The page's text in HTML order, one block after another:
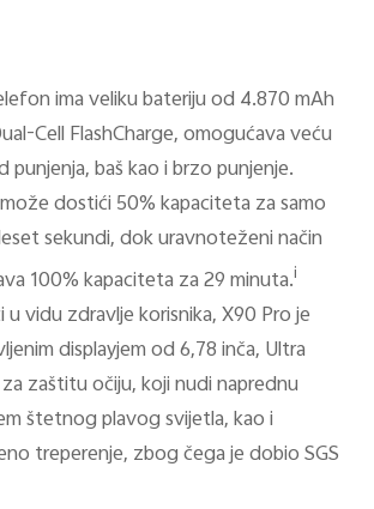
ima veliku bateriju od 4.870 mAh
Cell FlashCharge, omogućava veću
baš kao i brzo punjenje.
dostići 50% kapaciteta za samo
sekundi, dok uravnoteženi način
100% kapaciteta za 29 minuta.i
u vidu zdravlje korisnika, X90 Pro je
displayjem od 6,78 inča, Ultra
zaštitu očiju, koji nudi naprednu
štetnog plavog svijetla, kao i
treperenje, zbog čega je dobio SGS